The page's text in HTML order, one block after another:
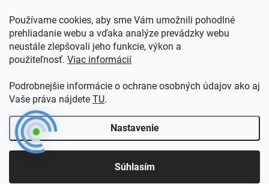
Používame cookies, aby sme Vám umožnili pohodlné
prehliadanie webu a vďaka analýze prevádzky webu
neustále zlepšovali jeho funkcie, výkon a
použiteľnosť. Viac informácií
Podrobnejšie informácie o ochrane osobných údajov ako aj
Vaše práva nájdete TU.
Nastavenie
Súhlasím
COOKIES
OBCHODNÉ PODMIENKY
POŠTOVNÉ A DOPRAVA
VERNOSTNÝ PROGRAM
KONTAKT
vapeee.eu . Všetky práva vyhradené.